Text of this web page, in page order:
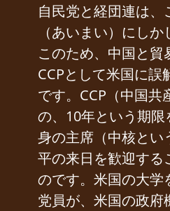
自民党と経団連は、
（あいまい）にしか
このため、中国と貿
CCPとして米国に誤
です。CCP（中国共
の、10年という期限
身の主席（中核とい
平の来日を歓迎する
のです。米国の大学
党員が、米国の政府